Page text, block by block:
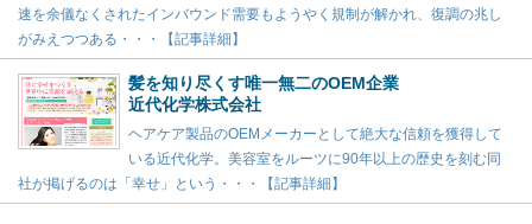
速を余儀なくされたインバウンド需要もようやく規制が解かれ、復調の兆し
がみえつつある・・・【記事詳細】
髪を知り尽くす唯一無二のOEM企業
近代化学株式会社
ヘアケア製品のOEMメーカーとして絶大な信頼を獲得して
いる近代化学。美容室をルーツに90年以上の歴史を刻む同
社が掲げるのは「幸せ」という・・・【記事詳細】